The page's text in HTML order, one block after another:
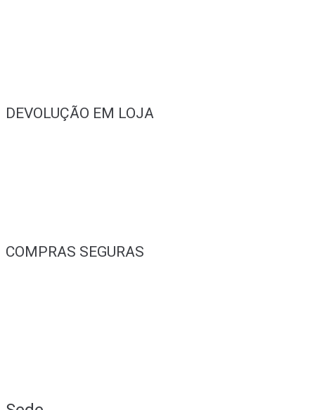
DEVOLUÇÃO EM LOJA
COMPRAS SEGURAS